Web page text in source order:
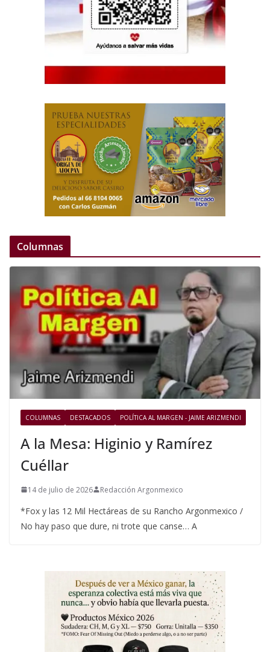
Columnas
COLUMNAS DESTACADOS POLÍTICA AL MARGEN - JAIME ARIZMENDI
A la Mesa: Higinio y Ramírez
Cuéllar
14 de julio de 2026 Redacción Argonmexico
*Fox y las 12 Mil Hectáreas de su Rancho Argonmexico /
No hay paso que dure, ni trote que canse… A